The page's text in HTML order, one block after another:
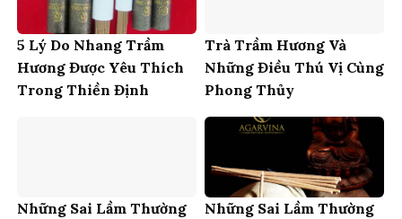
5 Lý Do Nhang Trầm
Hương Được Yêu Thích
Trong Thiền Định
Trà Trầm Hương Và
Những Điều Thú Vị Cùng
Phong Thủy
Những Sai Lầm Thường
Những Sai Lầm Thường